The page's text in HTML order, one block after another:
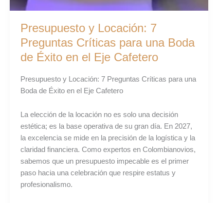
Presupuesto y Locación: 7
Preguntas Críticas para una Boda
de Éxito en el Eje Cafetero
Presupuesto y Locación: 7 Preguntas Críticas para una
Boda de Éxito en el Eje Cafetero
La elección de la locación no es solo una decisión
estética; es la base operativa de su gran día. En 2027,
la excelencia se mide en la precisión de la logística y la
claridad financiera. Como expertos en Colombianovios,
sabemos que un presupuesto impecable es el primer
paso hacia una celebración que respire estatus y
profesionalismo.